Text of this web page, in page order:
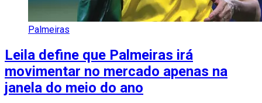
Palmeiras
Leila define que Palmeiras irá
movimentar no mercado apenas na
janela do meio do ano